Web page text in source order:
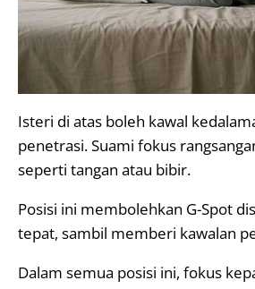
Isteri di atas boleh kawal
penetrasi. Suami fokus
seperti tangan atau bibir.
Posisi ini membolehkan G-Spot
tepat, sambil memberi kawalan
Dalam semua posisi ini, fokus